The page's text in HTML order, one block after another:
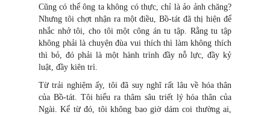
Cũng có thể ông ta không có thực, chỉ là ảo ảnh chăng?
Nhưng tôi chợt nhận ra một điều, Bồ-tát đã thị hiện để
nhắc nhở tôi, cho tôi một công án tu tập. Rằng tu tập
không phải là chuyện đùa vui thích thì làm không thích
thì bỏ, đó phải là một hành trình đầy nỗ lực, đầy kỷ
luật, đầy kiên trì.
Từ trải nghiệm ấy, tôi đã suy nghĩ rất lâu về hóa thân
của Bồ-tát. Tôi hiểu ra thâm sâu triết lý hóa thân của
Ngài. Kể từ đó, tôi không bao giờ dám coi thường ai,